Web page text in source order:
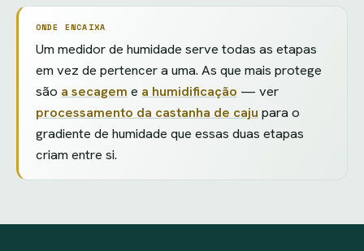
ONDE ENCAIXA
Um medidor de humidade serve todas as etapas
em vez de pertencer a uma. As que mais protege
são a secagem e a humidificação — ver
processamento da castanha de caju para o
gradiente de humidade que essas duas etapas
criam entre si.